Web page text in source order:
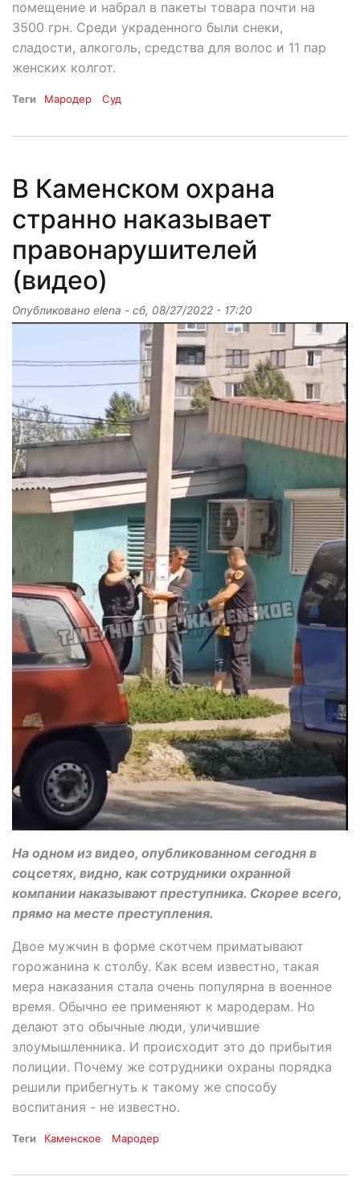
помещение и набрал в пакеты товара почти на
3500 грн. Среди украденного были снеки,
сладости, алкоголь, средства для волос и 11 пар
женских колгот.
Теги Мародер Суд
В Каменском охрана
странно наказывает
правонарушителей
(видео)
Опубликовано elena - сб, 08/27/2022 - 17:20
На одном из видео, опубликованном сегодня в
соцсетях, видно, как сотрудники охранной
компании наказывают преступника. Скорее всего,
прямо на месте преступления.
Двое мужчин в форме скотчем приматывают
горожанина к столбу. Как всем известно, такая
мера наказания стала очень популярна в военное
время. Обычно ее применяют к мародерам. Но
делают это обычные люди, уличившие
злоумышленника. И происходит это до прибытия
полиции. Почему же сотрудники охраны порядка
решили прибегнуть к такому же способу
воспитания - не известно.
Теги Каменское Мародер